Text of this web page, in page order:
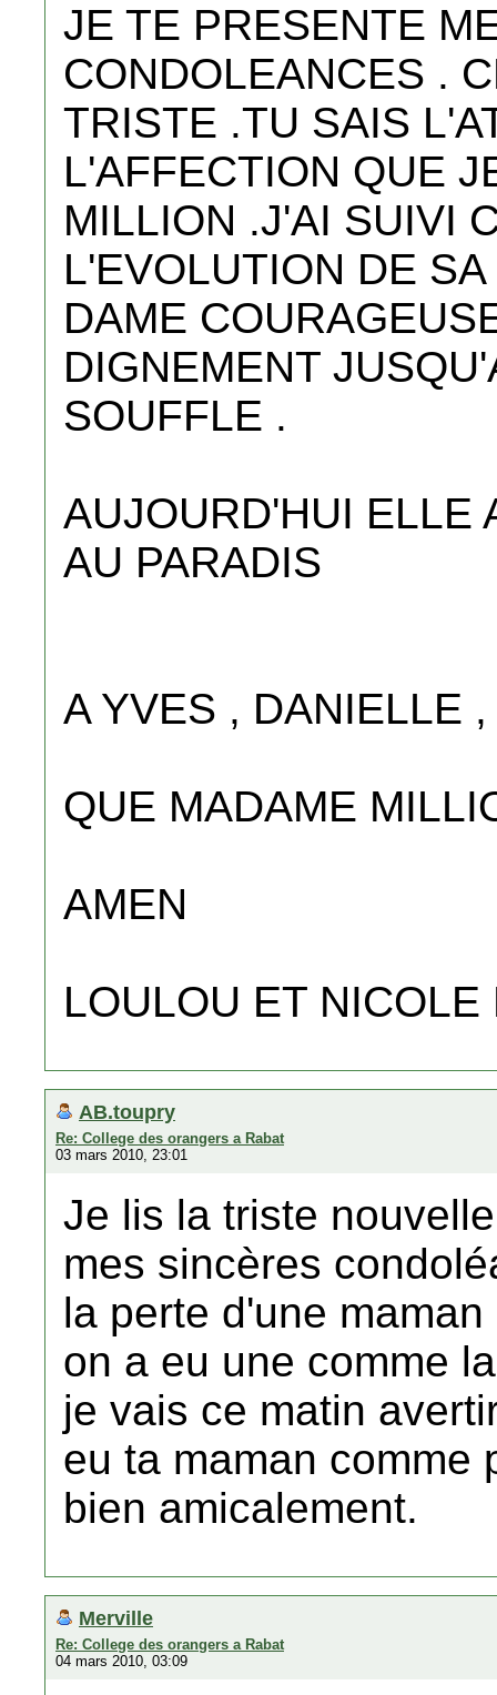
JE TE PRESENTE
CONDOLEANCES .
TRISTE .TU SAIS
L'AFFECTION QUE
MILLION .J'AI SUIVI
L'EVOLUTION DE
DAME
DIGNEMENT
SOUFFLE .
AUJOURD'HUI ELLE
AU PARADIS
A YVES , DANIELLE
QUE MADAME
AMEN
LOULOU ET
AB.toupry
Re: College des orangers a Rabat
03 mars 2010, 23:01
Je lis la triste
mes sincères
la perte d'une
on a eu une comme
je vais ce matin
eu ta maman comme
bien amicalement.
Merville
Re: College des orangers a Rabat
04 mars 2010, 03:09